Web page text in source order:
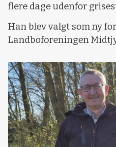
flere dage udenfor
Han blev valgt som ny
Landboforeningen